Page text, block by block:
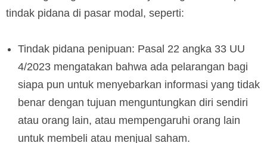
tindak pidana di pasar modal, seperti:
Tindak pidana penipuan: Pasal 22 angka 33 UU
4/2023 mengatakan bahwa ada pelarangan bagi
siapa pun untuk menyebarkan informasi yang tidak
benar dengan tujuan menguntungkan diri sendiri
atau orang lain, atau mempengaruhi orang lain
untuk membeli atau menjual saham.